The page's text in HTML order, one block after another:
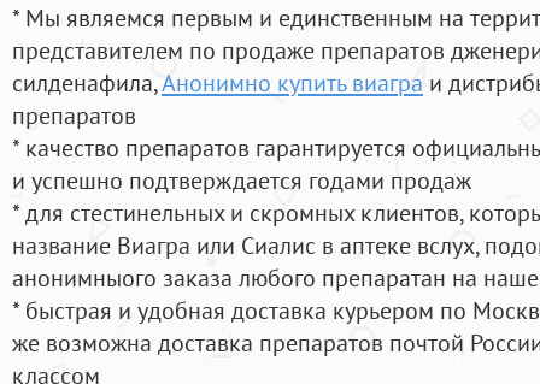
* Мы являемся первым и единственным на
представителем по продаже препаратов
силденафила,Анонимно купить виагра и
препаратов
* качество препаратов гарантируется
и успешно подтверждается годами продаж
* для стестинельных и скромных клиентов,
название Виагра или Сиалис в аптеке вслух,
анонимныого заказа любого препаратан на
* быстрая и удобная доставка курьером по
же возможна доставка препаратов почтой
классом